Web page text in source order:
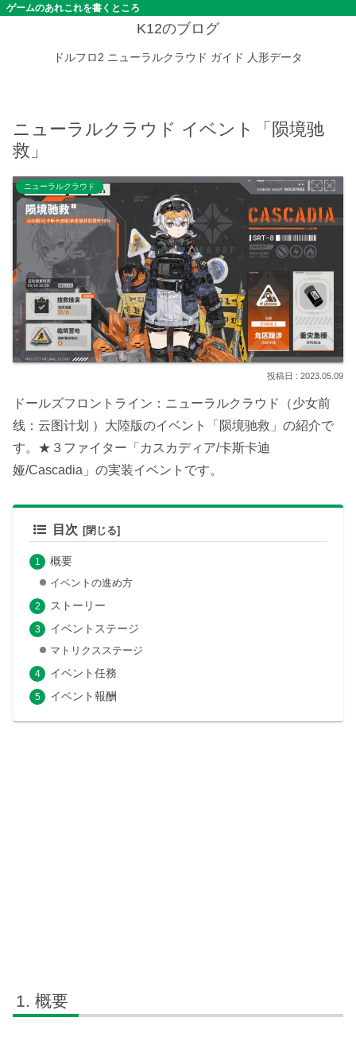
ゲームのあれこれを書くところ
K12のブログ
ドルフロ2 ニューラルクラウド ガイド 人形データ
ニューラルクラウド イベント「陨境驰
救」
ニューラルクラウド
2023.05.09
ドールズフロントライン：ニューラルクラウド（少女前
线：云图计划 ）大陸版のイベント「陨境驰救」の紹介で
す。★３ファイター「カスカディア/卡斯卡迪
娅/Cascadia」の実装イベントです。
目次
概要
イベントの進め方
ストーリー
イベントステージ
マトリクスステージ
イベント任務
イベント報酬
概要